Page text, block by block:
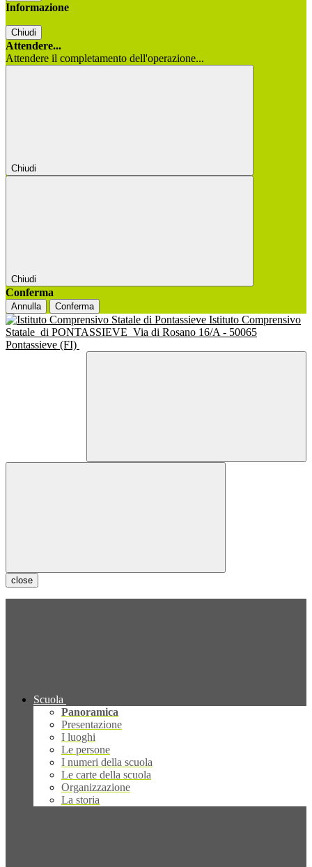
Informazione
Chiudi
Attendere...
Attendere il completamento dell'operazione...
Chiudi
Chiudi
Conferma
Annulla Conferma
Istituto Comprensivo
Statale di PONTASSIEVE Via di Rosano 16/A - 50065
Pontassieve (FI)
close
Scuola
Panoramica
Presentazione
I luoghi
Le persone
I numeri della scuola
Le carte della scuola
Organizzazione
La storia